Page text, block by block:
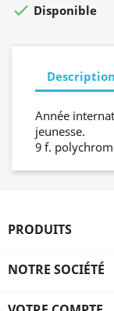
 Disponible
Description
Année
jeunesse.
9 f.
PRODUITS
NOTRE SOCIÉTÉ